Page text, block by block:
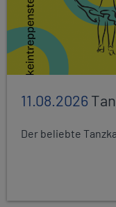
11.08.2026
Der beliebte